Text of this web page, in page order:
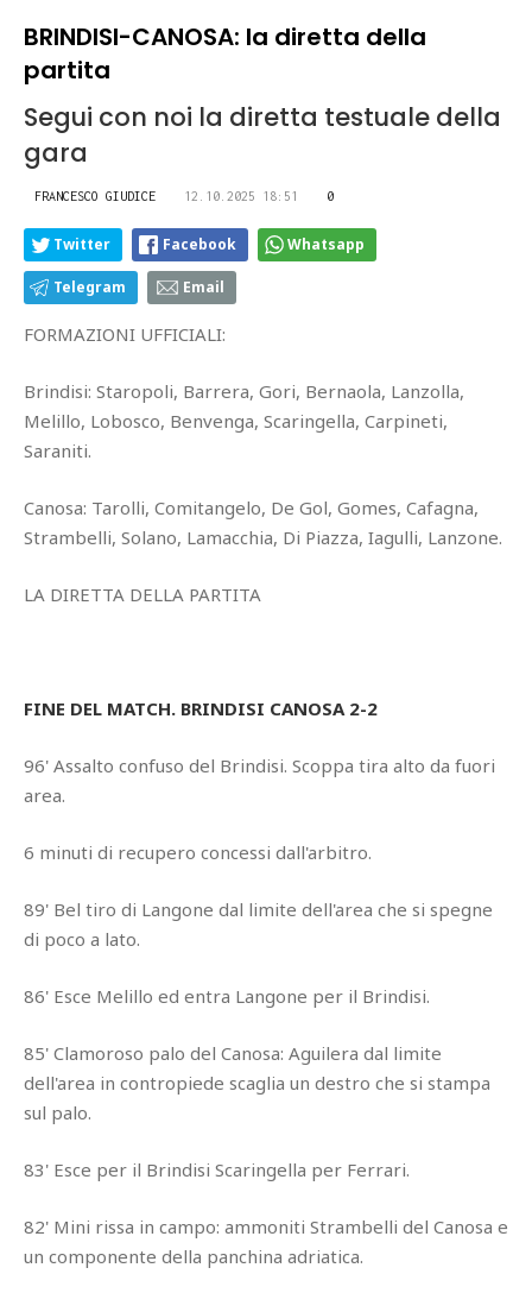
BRINDISI-CANOSA: la diretta della
partita
Segui con noi la diretta testuale della
gara
FRANCESCO GIUDICE 12.10.2025 18:51 0
Twitter Facebook Whatsapp
Telegram Email
FORMAZIONI UFFICIALI:
Brindisi: Staropoli, Barrera, Gori, Bernaola, Lanzolla,
Melillo, Lobosco, Benvenga, Scaringella, Carpineti,
Saraniti.
Canosa: Tarolli, Comitangelo, De Gol, Gomes, Cafagna,
Strambelli, Solano, Lamacchia, Di Piazza, Iagulli, Lanzone.
LA DIRETTA DELLA PARTITA
FINE DEL MATCH. BRINDISI CANOSA 2-2
96' Assalto confuso del Brindisi. Scoppa tira alto da fuori
area.
6 minuti di recupero concessi dall'arbitro.
89' Bel tiro di Langone dal limite dell'area che si spegne
di poco a lato.
86' Esce Melillo ed entra Langone per il Brindisi.
85' Clamoroso palo del Canosa: Aguilera dal limite
dell'area in contropiede scaglia un destro che si stampa
sul palo.
83' Esce per il Brindisi Scaringella per Ferrari.
82' Mini rissa in campo: ammoniti Strambelli del Canosa e
un componente della panchina adriatica.